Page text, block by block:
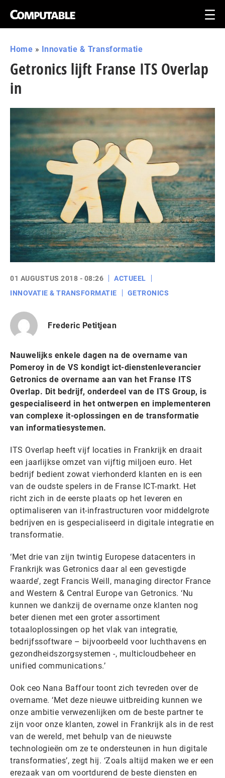
Home » Innovatie & Transformatie
Getronics lijft Franse ITS Overlap
in
01 AUGUSTUS 2018 - 08:26
ACTUEEL
INNOVATIE & TRANSFORMATIE
GETRONICS
Frederic Petitjean
Nauwelijks enkele dagen na de overname van
Pomeroy in de VS kondigt ict-dienstenleverancier
Getronics de overname aan van het Franse ITS
Overlap. Dit bedrijf, onderdeel van de ITS Group, is
gespecialiseerd in het ontwerpen en implementeren
van complexe it-oplossingen en de transformatie
van informatiesystemen.
ITS Overlap heeft vijf locaties in Frankrijk en draait
een jaarlijkse omzet van vijftig miljoen euro. Het
bedrijf bedient zowat vierhonderd klanten en is een
van de oudste spelers in de Franse ICT-markt. Het
richt zich in de eerste plaats op het leveren en
optimaliseren van it-infrastructuren voor middelgrote
bedrijven en is gespecialiseerd in digitale integratie en
transformatie.
‘Met drie van zijn twintig Europese datacenters in
Frankrijk was Getronics daar al een gevestigde
waarde’, zegt Francis Weill, managing director France
and Western & Central Europe van Getronics. ‘Nu
kunnen we dankzij de overname onze klanten nog
beter dienen met een groter assortiment
totaaloplossingen op het vlak van integratie,
bedrijfssoftware – bijvoorbeeld voor luchthavens en
gezondheidszorgsystemen -, multicloudbeheer en
unified communications.’
Ook ceo Nana Baffour toont zich tevreden over de
overname. ‘Met deze nieuwe uitbreiding kunnen we
onze ambitie verwezenlijken om de beste partner te
zijn voor onze klanten, zowel in Frankrijk als in de rest
van de wereld, met behulp van de nieuwste
technologieën om ze te ondersteunen in hun digitale
transformaties’, zegt hij. ‘Zoals altijd maken we er een
erezaak van om voortdurend de beste diensten en